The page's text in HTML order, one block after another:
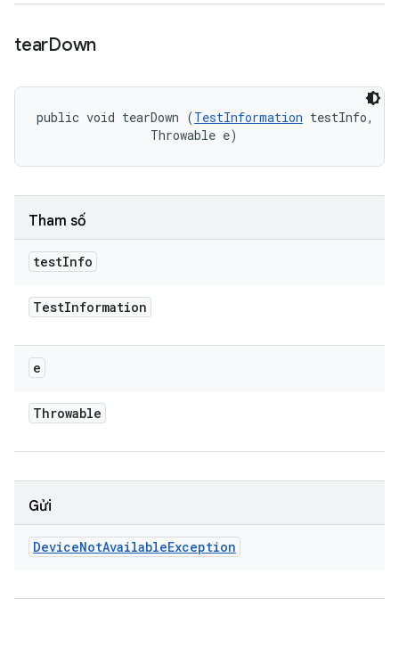
tearDown
public void tearDown (TestInformation testInfo,
                Throwable e)
Tham số
testInfo
TestInformation
e
Throwable
Gửi
DeviceNotAvailableException